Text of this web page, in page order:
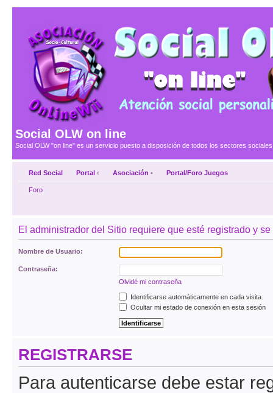
Social OLW on line
Social OLW "on line" es un servicio puesto a disposición de todos los sectores
Red Social Portal ‹ Asociación • Portal/Foro Juegos
Foro
El administrador del Sitio requiere que esté registrado y
Nombre de Usuario:
Contraseña:
Olvidé mi contraseña
Identificarse automáticamente en cada visita
Ocultar mi estado de conexión en esta sesión
REGISTRARSE
Para autenticarse debe estar